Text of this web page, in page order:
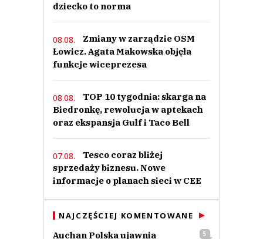
dziecko to norma
08.08.
Zmiany w zarządzie OSM
Łowicz. Agata Makowska objęła
funkcje wiceprezesa
08.08.
TOP 10 tygodnia: skarga na
Biedronkę, rewolucja w aptekach
oraz ekspansja Gulf i Taco Bell
07.08.
Tesco coraz bliżej
sprzedaży biznesu. Nowe
informacje o planach sieci w CEE
NAJCZĘŚCIEJ KOMENTOWANE
Auchan Polska ujawnia
5